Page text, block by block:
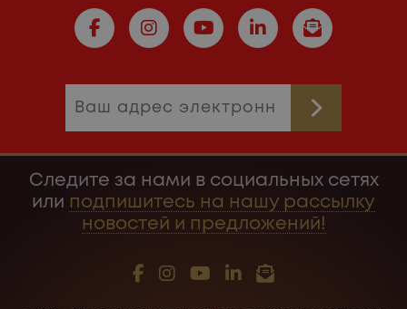
Следите за нами в социальных сетях
или подпишитесь на нашу рассылку
новостей и предложений!